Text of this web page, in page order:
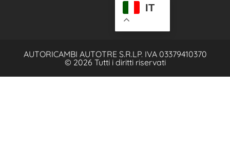
IT
AUTORICAMBI AUTOTRE S.R.L P. IVA 03379410370
© 2026 Tutti i diritti riservati